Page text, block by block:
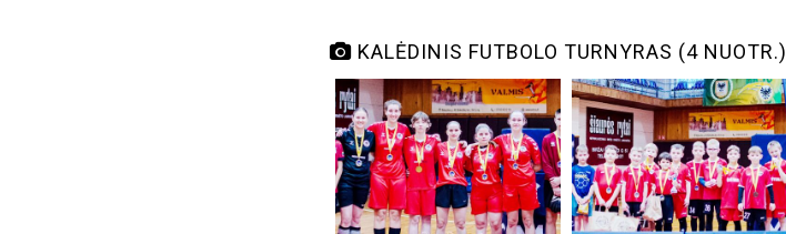
KALĖDINIS FUTBOLO TURNYRAS (4 NUOTR.)